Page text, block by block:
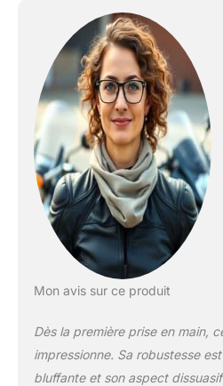
les
un
les
de
Mon avis sur ce produit
Dès la première prise en main,
impressionne. Sa robustesse
bluffante et son aspect